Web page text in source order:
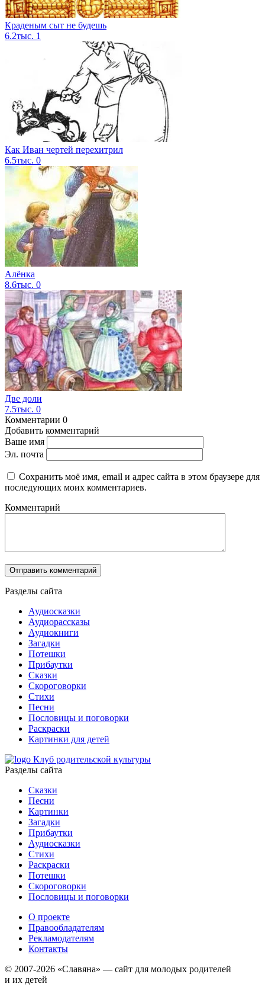
Краденым сыт не будешь
6.2тыс. 1
Как Иван чертей перехитрил
6.5тыс. 0
Алёнка
8.6тыс. 0
Две доли
7.5тыс. 0
Комментарии 0
Добавить комментарий
Ваше имя
Эл. почта
Сохранить моё имя, email и адрес сайта в этом браузере для
последующих моих комментариев.
Комментарий
Разделы сайта
Аудиосказки
Аудиорассказы
Аудиокниги
Загадки
Потешки
Прибаутки
Сказки
Скороговорки
Стихи
Песни
Пословицы и поговорки
Раскраски
Картинки для детей
Клуб родительской культуры
Разделы сайта
Сказки
Песни
Картинки
Загадки
Прибаутки
Аудиосказки
Стихи
Раскраски
Потешки
Скороговорки
Пословицы и поговорки
О проекте
Правообладателям
Рекламодателям
Контакты
© 2007-2026 «Славяна» — сайт для молодых родителей
и их детей